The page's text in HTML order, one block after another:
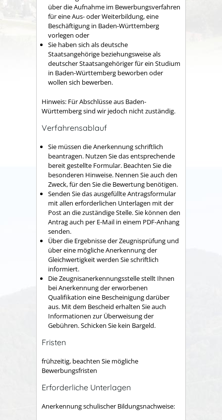
über die Aufnahme im Bewerbungsverfahren
für eine Aus- oder Weiterbildung, eine
Beschäftigung in Baden-Württemberg
vorlegen oder
Sie haben sich als deutsche
Staatsangehörige beziehungsweise als
deutscher Staatsangehöriger für ein Studium
in Baden-Württemberg beworben oder
wollen sich bewerben.
Hinweis: Für Abschlüsse aus Baden-
Württemberg sind wir jedoch nicht zuständig.
Verfahrensablauf
Sie müssen die Anerkennung schriftlich
beantragen. Nutzen Sie das entsprechende
bereit gestellte Formular. Beachten Sie die
besonderen Hinweise. Nennen Sie auch den
Zweck, für den Sie die Bewertung benötigen.
Senden Sie das ausgefüllte Antragsformular
mit allen erforderlichen Unterlagen mit der
Post an die zuständige Stelle. Sie können den
Antrag auch per E-Mail in einem PDF-Anhang
senden.
Über die Ergebnisse der Zeugnisprüfung und
über eine mögliche Anerkennung der
Gleichwertigkeit werden Sie schriftlich
informiert.
Die Zeugnisanerkennungsstelle stellt Ihnen
bei Anerkennung der erworbenen
Qualifikation eine Bescheinigung darüber
aus. Mit dem Bescheid erhalten Sie auch
Informationen zur Überweisung der
Gebühren. Schicken Sie kein Bargeld.
Fristen
frühzeitig, beachten Sie mögliche
Bewerbungsfristen
Erforderliche Unterlagen
Anerkennung schulischer Bildungsnachweise: